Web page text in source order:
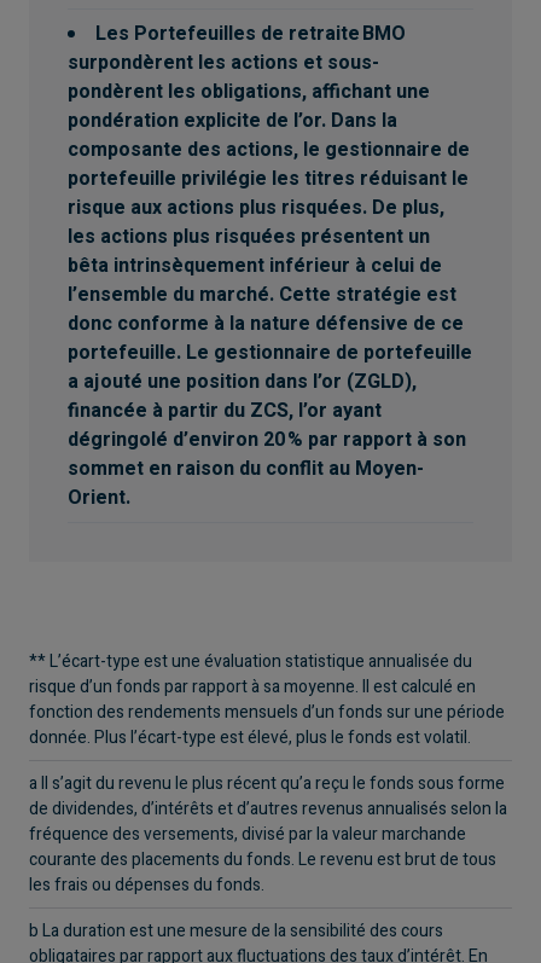
Les Portefeuilles de retraite BMO
surpondèrent les actions et sous-
pondèrent les obligations, affichant une
pondération explicite de l’or. Dans la
composante des actions, le gestionnaire de
portefeuille privilégie les titres réduisant le
risque aux actions plus risquées. De plus,
les actions plus risquées présentent un
bêta intrinsèquement inférieur à celui de
l’ensemble du marché. Cette stratégie est
donc conforme à la nature défensive de ce
portefeuille. Le gestionnaire de portefeuille
a ajouté une position dans l’or (ZGLD),
financée à partir du ZCS, l’or ayant
dégringolé d’environ 20 % par rapport à son
sommet en raison du conflit au Moyen-
Orient.
** L’écart-type est une évaluation statistique annualisée du
risque d’un fonds par rapport à sa moyenne. Il est calculé en
fonction des rendements mensuels d’un fonds sur une période
donnée. Plus l’écart-type est élevé, plus le fonds est volatil.
a Il s’agit du revenu le plus récent qu’a reçu le fonds sous forme
de dividendes, d’intérêts et d’autres revenus annualisés selon la
fréquence des versements, divisé par la valeur marchande
courante des placements du fonds. Le revenu est brut de tous
les frais ou dépenses du fonds.
b La duration est une mesure de la sensibilité des cours
obligataires par rapport aux fluctuations des taux d’intérêt. En